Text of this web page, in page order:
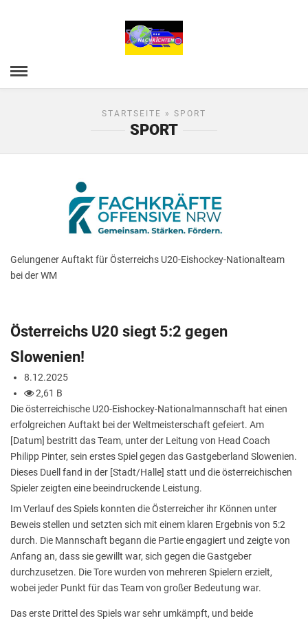
STARTSEITE » SPORT
SPORT
Gelungener Auftakt für Österreichs U20-Eishockey-Nationalteam
bei der WM
Österreichs U20 siegt 5:2 gegen
Slowenien!
8.12.2025
2,61 B
Die österreichische U20-Eishockey-Nationalmannschaft hat einen
erfolgreichen Auftakt bei der Weltmeisterschaft gefeiert. Am
[Datum] bestritt das Team, unter der Leitung von Head Coach
Philipp Pinter, sein erstes Spiel gegen das Gastgeberland Slowenien.
Dieses Duell fand in der [Stadt/Halle] statt und die österreichischen
Spieler zeigten eine beeindruckende Leistung.
Im Verlauf des Spiels konnten die Österreicher ihr Können unter
Beweis stellen und setzten sich mit einem klaren Ergebnis von 5:2
durch. Die Mannschaft begann die Partie engagiert und zeigte von
Anfang an, dass sie gewillt war, sich gegen die Gastgeber
durchzusetzen. Die Tore wurden von mehreren Spielern erzielt,
wobei jeder Punkt für das Team von großer Bedeutung war.
Das erste Drittel des Spiels war sehr umkämpft, und beide